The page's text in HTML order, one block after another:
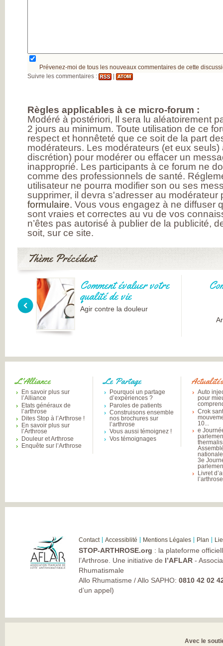
Prévenez-moi de tous les nouveaux commentaires de cette
Suivre les commentaires :
Règles applicables à ce micro-forum :
Modéré à postériori, Il sera lu aléatoirement
2 jours au minimum. Toute utilisation de ce
respect et honnêteté que ce soit de la part
modérateurs. Les modérateurs (et eux
discrétion) pour modérer ou effacer un
inapproprié. Les participants à ce forum ne
comme des professionnels de santé.
utilisateur ne pourra modifier son ou ses
supprimer, il devra s'adresser au
formulaire. Vous vous engagez à ne diffuser
sont vraies et correctes au vu de vos
n’êtes pas autorisé à publier de la publicité,
soit, sur ce site.
Thème Précédent
Comment évaluer votre
qualité de vie
Agir contre la douleur
L'Alliance
En savoir plus sur
l’Alliance
Etats généraux de
l’arthrose
Dites Stop à l’Arthrose !
En savoir plus sur
l’Arthrose
Douleur et Arthrose
Enquête sur l’Arthrose
Le Partage
Pourquoi un partage
d’expériences ?
Paroles de patients
Construisons ensemble
nos brochures sur
l’arthrose
Vous aussi témoignez !
Vos témoignages
Auto
pour
Crok
10...
e
3e
Livret
l’arthrose
Contact Accessiblité Mentions Légales Plan
STOP-ARTHROSE.org : la plateforme
l’Arthrose. Une initiative de l’AFLAR -
Rhumatismale
Allo Rhumatisme / Allo SAPHO: 0810 42 02
d’un appel)
Avec le